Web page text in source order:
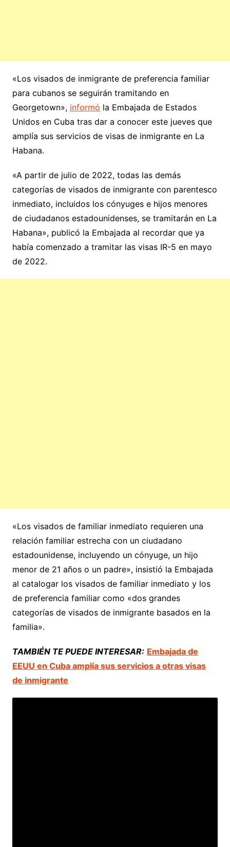
«Los visados de inmigrante de preferencia familiar
para cubanos se seguirán tramitando en
Georgetown», informó la Embajada de Estados
Unidos en Cuba tras dar a conocer este jueves que
amplía sus servicios de visas de inmigrante en La
Habana.
«A partir de julio de 2022, todas las demás
categorías de visados de inmigrante con parentesco
inmediato, incluidos los cónyuges e hijos menores
de ciudadanos estadounidenses, se tramitarán en La
Habana», publicó la Embajada al recordar que ya
había comenzado a tramitar las visas IR-5 en mayo
de 2022.
«Los visados de familiar inmediato requieren una
relación familiar estrecha con un ciudadano
estadounidense, incluyendo un cónyuge, un hijo
menor de 21 años o un padre», insistió la Embajada
al catalogar los visados de familiar inmediato y los
de preferencia familiar como «dos grandes
categorías de visados de inmigrante basados en la
familia».
TAMBIÉN TE PUEDE INTERESAR: Embajada de
EEUU en Cuba amplía sus servicios a otras visas
de inmigrante